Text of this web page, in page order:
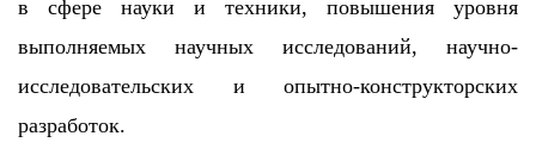
в сфере науки и техники, повышения уровня
выполняемых научных исследований, научно-
исследовательских и опытно-конструкторских
разработок.